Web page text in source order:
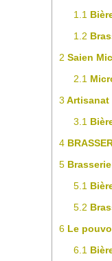
1.1
1.2
2 Saien
2.1
3 Artisanat
3.1
4
5
5.1
5.2
6Le
6.1